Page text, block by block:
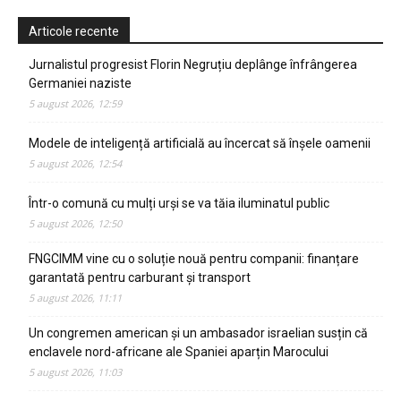
Articole recente
Jurnalistul progresist Florin Negruțiu deplânge înfrângerea
Germaniei naziste
5 august 2026, 12:59
Modele de inteligență artificială au încercat să înșele oamenii
5 august 2026, 12:54
Într-o comună cu mulți urși se va tăia iluminatul public
5 august 2026, 12:50
FNGCIMM vine cu o soluție nouă pentru companii: finanțare
garantată pentru carburant și transport
5 august 2026, 11:11
Un congremen american și un ambasador israelian susțin că
enclavele nord-africane ale Spaniei aparțin Marocului
5 august 2026, 11:03